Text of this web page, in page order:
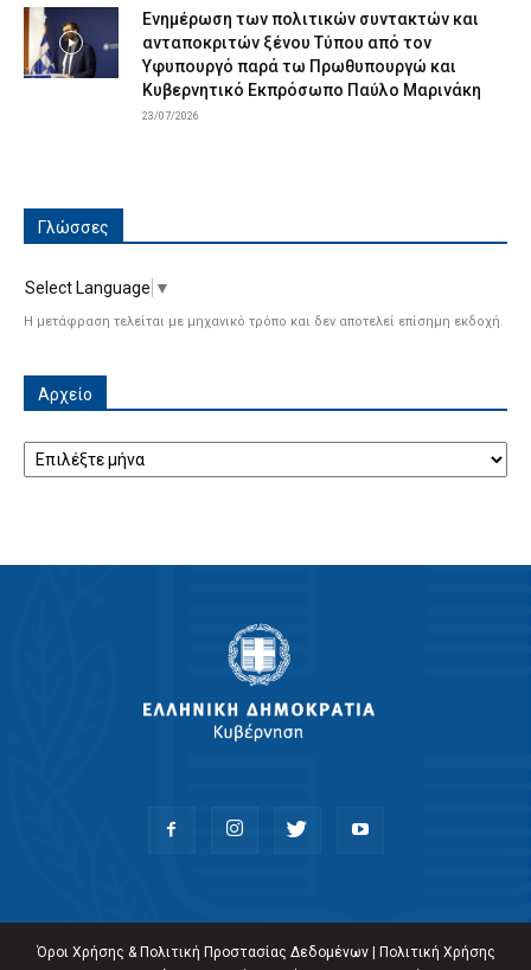
Ενημέρωση των πολιτικών συντακτών και
ανταποκριτών ξένου Τύπου από τον
Υφυπουργό παρά τω Πρωθυπουργώ και
Κυβερνητικό Εκπρόσωπο Παύλο Μαρινάκη
23/07/2026
Γλώσσες
Select Language ▼
Η μετάφραση τελείται με μηχανικό τρόπο και δεν αποτελεί επίσημη εκδοχή.
Αρχείο
Όροι Χρήσης & Πολιτική Προστασίας Δεδομένων|
Πολιτική Χρήσης